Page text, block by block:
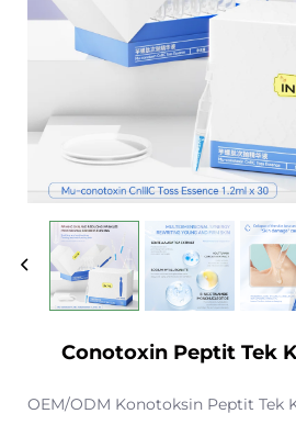
Conotoxin Peptit Tek
OEM/ODM Konotoksin Peptit Tek